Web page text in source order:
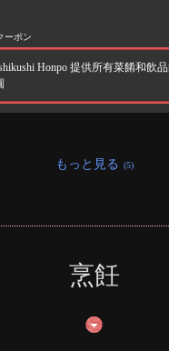
ーポン
Honpo 提供所有菜餚和飲
もっと見る (5)
烹飪